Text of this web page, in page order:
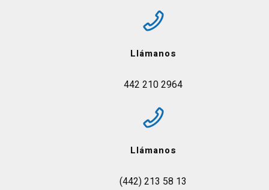
Llámanos
442 210 2964
Llámanos
(442) 213 58 13